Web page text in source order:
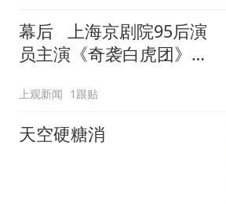
幕后 上海京剧院95后演
员主演《奇袭白虎团》，
上观新闻 1跟贴
天空硬糖消